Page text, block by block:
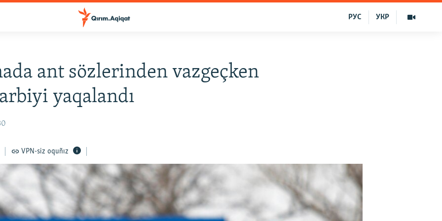
УКР
РУС
ant sözlerinden vazgeçken
yaqalandı
VPN-siz oquñız